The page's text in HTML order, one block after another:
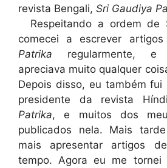
revista Bengali, Sri Gaudiya
Respeitando a ordem de
comecei a escrever
Patrika regularmente, e
apreciava muito qualquer
Depois disso, eu também fui
presidente da revista
Patrika, e muitos dos
publicados nela. Mais
mais apresentar artigos
tempo. Agora eu me tornei